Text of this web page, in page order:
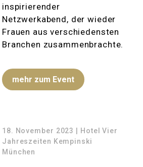
inspirierender
Netzwerkabend, der wieder
Frauen aus verschiedensten
Branchen zusammenbrachte.
mehr zum Event
18. November 2023 | Hotel Vier
Jahreszeiten Kempinski
München